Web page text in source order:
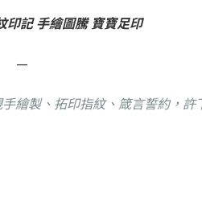
記 手繪圖騰 寶寶足印
—
繪製、拓印指紋、箴言誓約，許